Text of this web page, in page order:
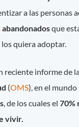
a las personas
abandonadosque
quiera adoptar.
reciente informe de
(OMS), en el mundo
, de los cuales el70%
vivir.